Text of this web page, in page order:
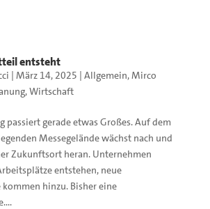
entsteht
März 14, 2025 Allgemein,Mirco
,Wirtschaft
passiert gerade etwas Großes. Auf dem
Messegelände wächst nach und
Zukunftsort heran. Unternehmen
entstehen, neue
hinzu. Bisher eine